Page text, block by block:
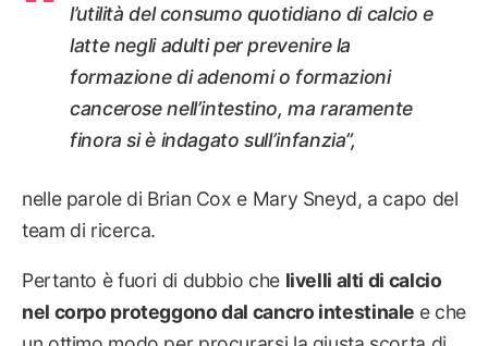
l’utilità del consumo quotidiano di calcio e
latte negli adulti per prevenire la
formazione di adenomi o formazioni
cancerose nell’intestino, ma raramente
finora si è indagato sull’infanzia”,
nelle parole di Brian Cox e Mary Sneyd, a capo del
team di ricerca.
Pertanto è fuori di dubbio che livelli alti di calcio
nel corpo proteggono dal cancro intestinale e che